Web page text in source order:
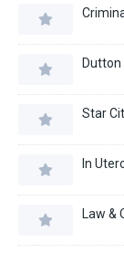
Dutton
Star
In
Law &